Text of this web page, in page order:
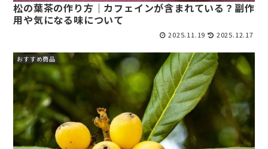
松の葉茶の作り方｜カフェインが含まれている？副作
用や気になる味について
2025.11.19 2025.12.17
おすすめ商品